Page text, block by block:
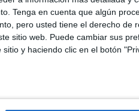
Tenga en cuenta que algún
pero usted tiene el derecho de
sitio web. Puede cambiar sus
y haciendo clic en el botón
sociales en clase Todas